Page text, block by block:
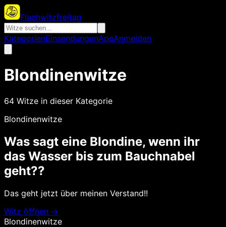
Flachwitzfreitag
KategorienEinsendungenAppAnmelden
Blondinenwitze
64 Witze in dieser Kategorie
Blondinenwitze
Was sagt eine Blondine, wenn ihr
das Wasser bis zum Bauchnabel
geht??
Das geht jetzt über meinen Verstand!!
Witz öffnen →
Blondinenwitze